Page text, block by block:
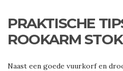
PRAKTISCHE
ROOKARM
Naast een goede vuurkorf en